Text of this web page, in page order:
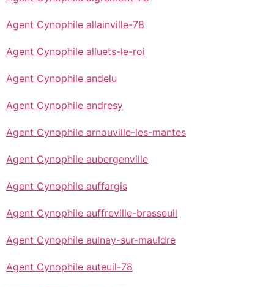
Agent Cynophile allainville-78
Agent Cynophile alluets-le-roi
Agent Cynophile andelu
Agent Cynophile andresy
Agent Cynophile arnouville-les-mantes
Agent Cynophile aubergenville
Agent Cynophile auffargis
Agent Cynophile auffreville-brasseuil
Agent Cynophile aulnay-sur-mauldre
Agent Cynophile auteuil-78